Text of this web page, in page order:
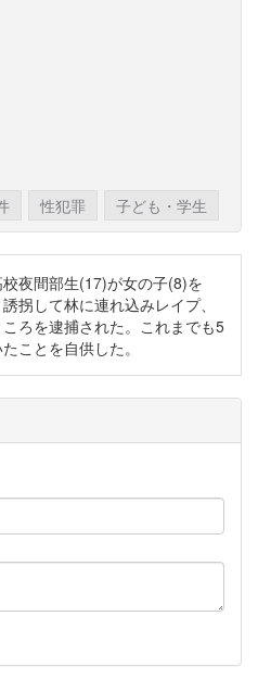
性犯罪 子ども・学生
夜間部生(17)が女の子(8)を
拐して林に連れ込みレイプ、
ろを逮捕された。これまでも5
ことを自供した。